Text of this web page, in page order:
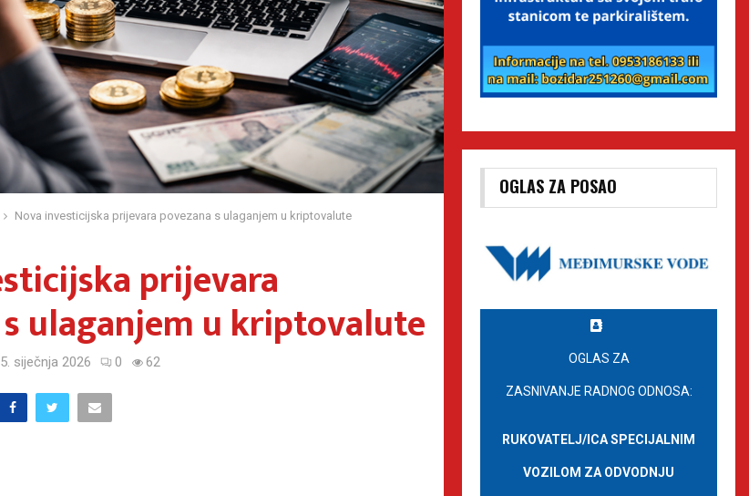
Nova investicijska prijevara povezana s ulaganjem u kriptovalute
prijevara
ulaganjem u kriptovalute
5. siječnja 2026 0 62
OGLAS ZA POSAO
OGLAS ZA
ZASNIVANJE RADNOG ODNOSA:
RUKOVATELJ/ICA SPECIJALNIM
VOZILOM ZA ODVODNJU